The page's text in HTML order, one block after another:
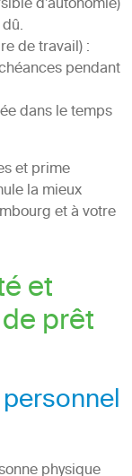
d’autonomie)
de travail) :
pendant
dans le temps
et prime
la mieux
et à votre
et
prêt